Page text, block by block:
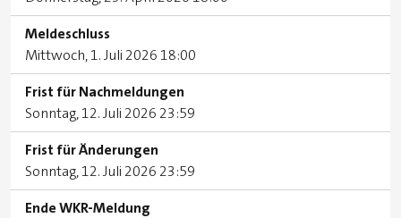
Meldeschluss
Mittwoch, 1. Juli 2026 18:00
Frist für Nachmeldungen
Sonntag, 12. Juli 2026 23:59
Frist für Änderungen
Sonntag, 12. Juli 2026 23:59
Ende WKR-Meldung